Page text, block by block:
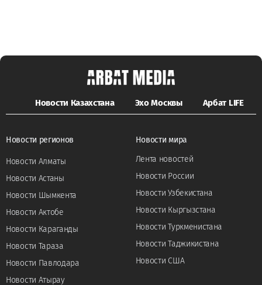
Новости Казахстана Эхо Москвы Арбат LIFE
Новости регионов
Новости Алматы
Новости Астаны
Новости Шымкента
Новости Актобе
Новости Караганды
Новости Тараза
Новости Павлодара
Новости Атырау
Новости мира
Лента новостей
Новости России
Новости Узбекистана
Новости Кыргызстана
Новости Туркменистана
Новости Таджикистана
Новости США